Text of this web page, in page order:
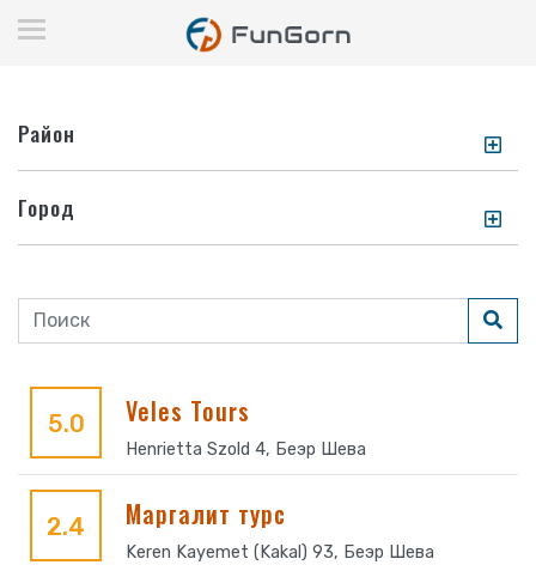
Район
Город
5.0 Veles Tours
Henrietta Szold 4, Беэр Шева
2.4 Маргалит турс
Keren Kayemet (Kakal) 93, Беэр Шева